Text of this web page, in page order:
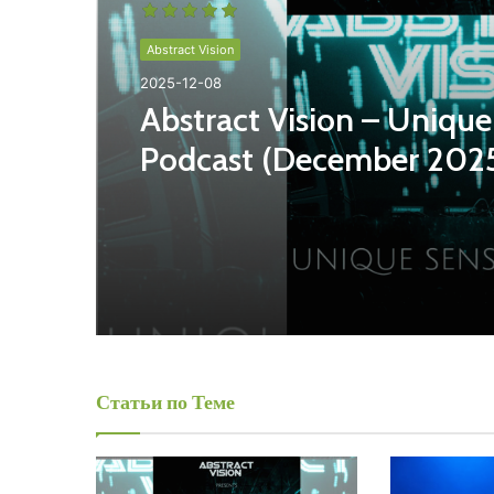
Abstract Vision
2025-12-08
Abstract Vision –
Podcast (December
Статьи по Теме